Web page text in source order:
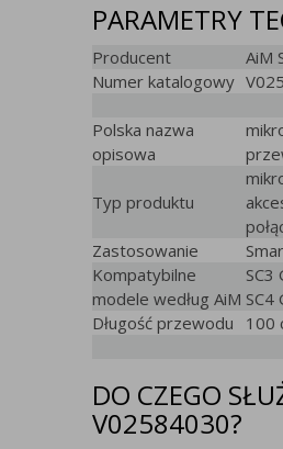
PARAMETRY
Producent
AiM
Numer katalogowy
Polska nazwa
opisowa
Typ produktu
Zastosowanie
Kompatybilne
modele według AiM
SC3
SC4
Długość przewodu
100
DO CZEGO
V02584030?